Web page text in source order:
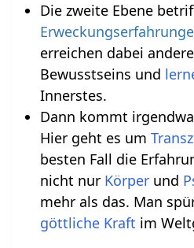
Die zweite Ebene
erreichen dabei
Bewusstseins und
Innerstes.
Dann kommt
Hier geht es um
besten Fall die
nicht nur Körperund
mehr als das. Man
göttliche Kraft im